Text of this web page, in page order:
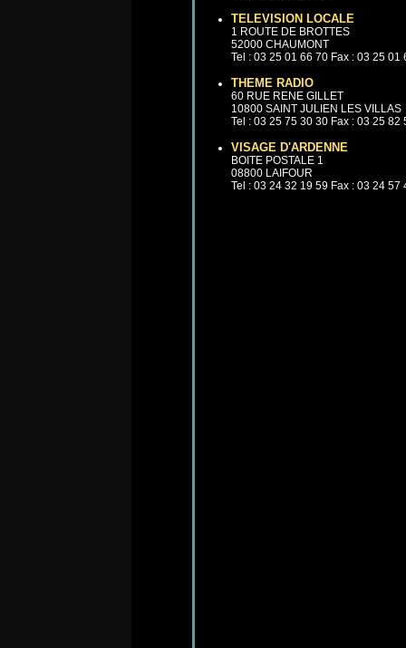
TELEVISION LOCALE
1 ROUTE DE BROTTES
52000 CHAUMONT
Tel : 03 25 01 66 70 Fax : 03 25 01
THEME RADIO
60 RUE RENE GILLET
10800 SAINT JULIEN LES VILLAS
Tel : 03 25 75 30 30 Fax : 03 25 82
VISAGE D'ARDENNE
BOITE POSTALE 1
08800 LAIFOUR
Tel : 03 24 32 19 59 Fax : 03 24 57